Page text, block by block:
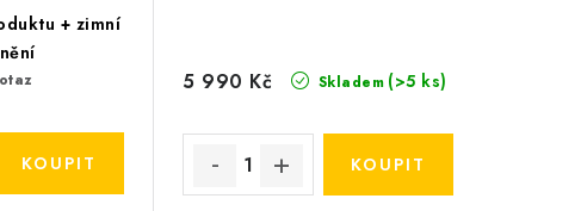
+ zimní
Skladem (>5 ks)
5 990 Kč